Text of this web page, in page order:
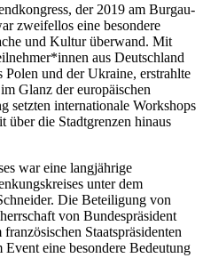
der 2019 am Burgau-
zweifellos eine besondere
und Kultur überwand. Mit
aus Deutschland
und der Ukraine, erstrahlte
Glanz der europäischen
setzten internationale Workshops
über die Stadtgrenzen hinaus
war eine langjährige
unter dem
Die Beteiligung von
von Bundespräsident
Staatspräsidenten
eine besondere Bedeutung